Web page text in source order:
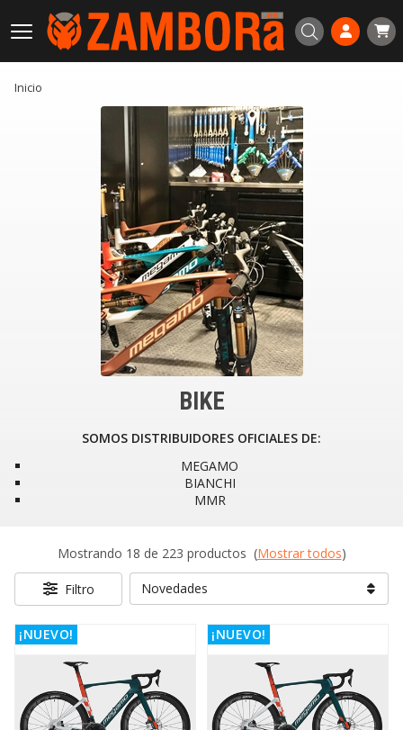
Buscar
Inicio
BIKE
SOMOS DISTRIBUIDORES OFICIALES DE:
MEGAMO
BIANCHI
MMR
Mostrando 18 de 223 productos (Mostrar todos)
Filtro
¡NUEVO! ¡NUEVO!